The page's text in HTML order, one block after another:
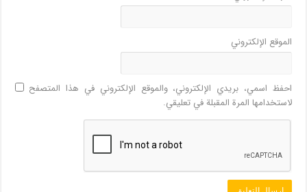
الموقع الإلكتروني
احفظ اسمي، بريدي الإلكتروني، والموقع الإلكتروني في هذا المتصفح
لاستخدامها المرة المقبلة في تعليقي.